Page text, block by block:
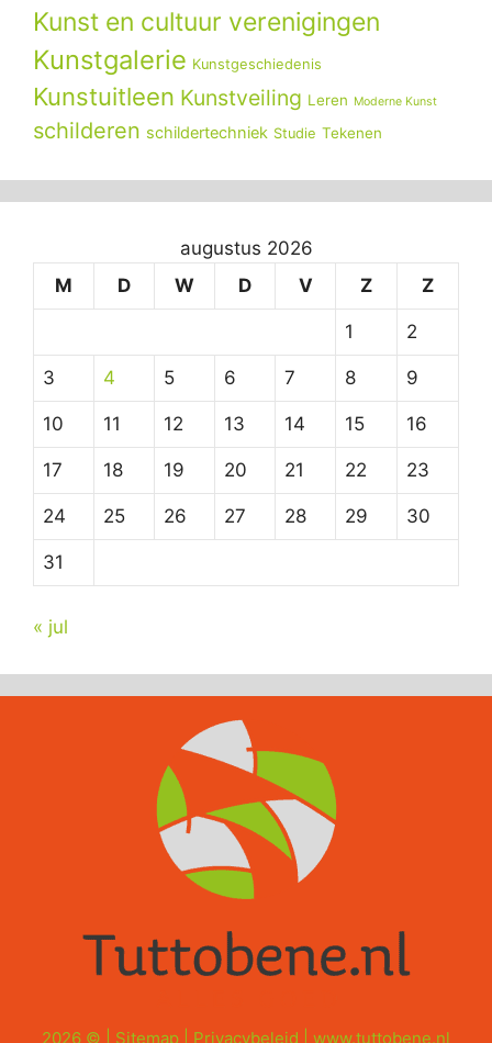
Kunst en cultuur verenigingen
Kunstgalerie Kunstgeschiedenis
Kunstuitleen Kunstveiling Leren Moderne Kunst
schilderen schildertechniek Studie Tekenen
augustus 2026
M
D W D V Z Z
1 2
3 4 5 6 7 8 9
10 11 12 13 14 15 16
17 18 19 20 21 22 23
24 25 26 27 28 29 30
31
« jul
2026 © | Sitemap Privacybeleid www.tuttobene.nl